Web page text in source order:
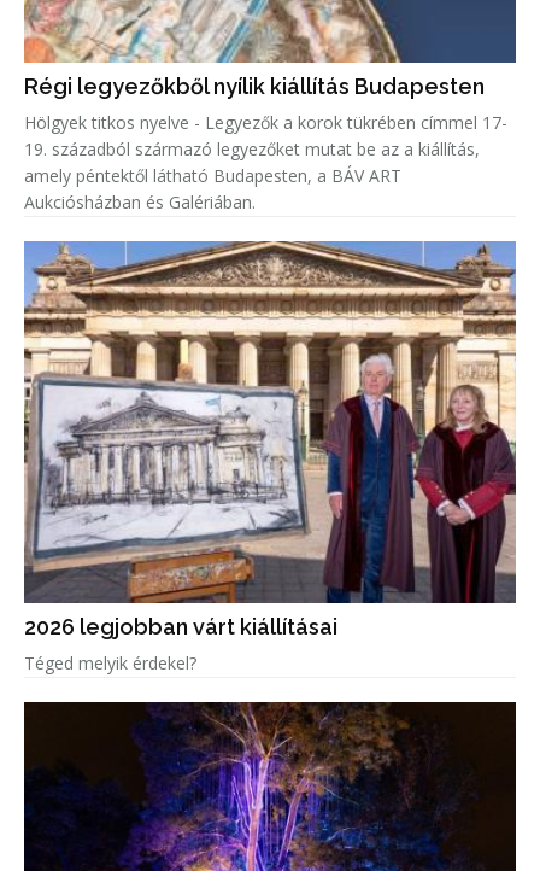
Régi legyezőkből nyílik kiállítás Budapesten
Hölgyek titkos nyelve - Legyezők a korok tükrében címmel 17-
19. századból származó legyezőket mutat be az a kiállítás,
amely péntektől látható Budapesten, a BÁV ART
Aukciósházban és Galériában.
2026 legjobban várt kiállításai
Téged melyik érdekel?